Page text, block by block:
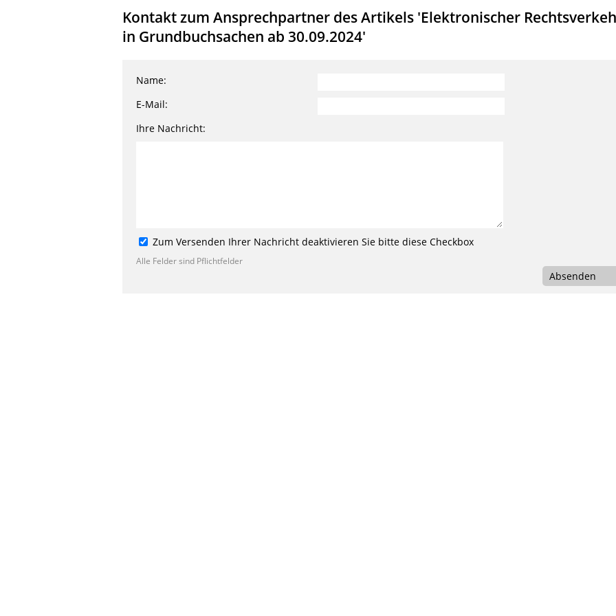
Kontakt zum Ansprechpartner des Artikels 'Elektronischer
in Grundbuchsachen ab 30.09.2024'
Name:
E-Mail:
Ihre Nachricht:
Zum Versenden Ihrer Nachricht deaktivieren Sie bitte diese Checkbox
Alle Felder sind Pflichtfelder
Absenden